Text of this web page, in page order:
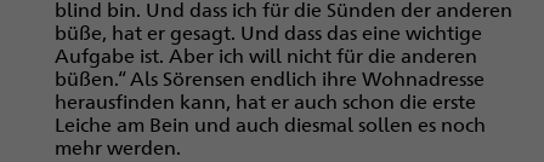
blind bin. Und dass ich für die Sünden der anderen
büße, hat er gesagt. Und dass das eine wichtige
Aufgabe ist. Aber ich will nicht für die anderen
büßen.“ Als Sörensen endlich ihre Wohnadresse
herausfinden kann, hat er auch schon die erste
Leiche am Bein und auch diesmal sollen es noch
mehr werden.